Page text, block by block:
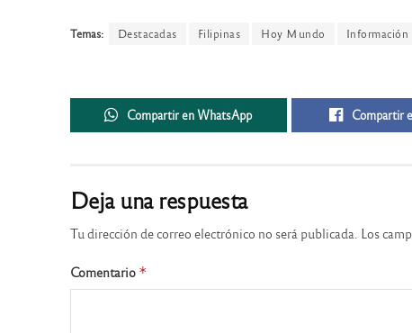
Temas: Destacadas Filipinas Hoy Mundo Información
Compartir en WhatsApp Compartir
Deja una respuesta
Tu dirección de correo electrónico no será publicada. Los
Comentario *